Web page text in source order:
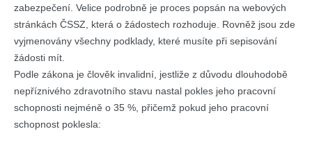
zabezpečení. Velice podrobně je proces popsán na webových
stránkách ČSSZ, která o žádostech rozhoduje. Rovněž jsou zde
vyjmenovány všechny podklady, které musíte při sepisování
žádosti mít.
Podle zákona je člověk invalidní, jestliže z důvodu dlouhodobě
nepříznivého zdravotního stavu nastal pokles jeho pracovní
schopnosti nejméně o 35 %, přičemž pokud jeho pracovní
schopnost poklesla: